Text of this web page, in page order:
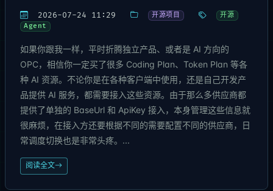
2026-07-24 11:29 开源项目
开源
Agent
如果你跟我一样，平时折腾独立产品、或者是 AI 方向的
OPC，相信你一定买了很多 Coding Plan、Token Plan 等各
种 AI 资源。不论你是在各种客户端中使用，还是自己开发产
品提供 AI 服务，都需要接入这些资源。由于那么多供应商都
提供了单独的 BaseUrl 和 ApiKey 接入，本身管理这些信息就
很麻烦，在接入方还要根据不同的需要配置不同的供应商，日
常调度切换也是非常头疼。...
阅读全文